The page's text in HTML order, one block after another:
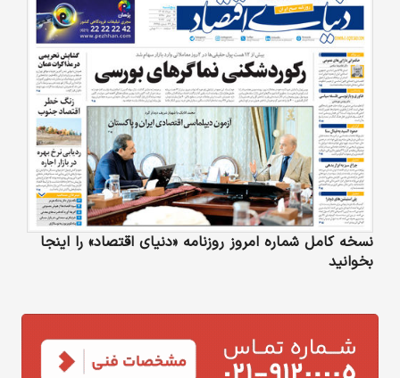
نسخه کامل شماره امروز روزنامه «دنیای‌ اقتصاد» را اینجا
بخوانید